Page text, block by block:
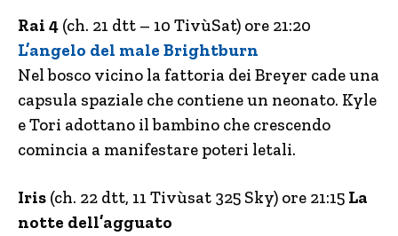
Rai 4 (ch. 21 dtt – 10 TivùSat) ore 21:20
L’angelo del male Brightburn
Nel bosco vicino la fattoria dei Breyer cade una
capsula spaziale che contiene un neonato. Kyle
e Tori adottano il bambino che crescendo
comincia a manifestare poteri letali.
Iris (ch. 22 dtt, 11 Tivùsat 325 Sky) ore 21:15 La
notte dell’agguato